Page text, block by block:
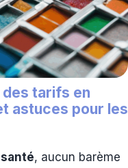
tarifs en
astuces pour les
, aucun barème